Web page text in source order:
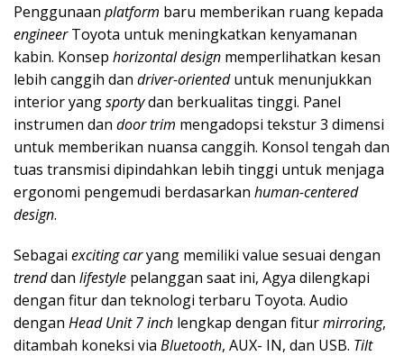
Penggunaan platform baru memberikan ruang kepada
engineerToyota untuk meningkatkan kenyamanan
kabin. Konsep horizontal design memperlihatkan kesan
lebih canggih dan driver-orienteduntuk menunjukkan
interior yangsportydan berkualitas tinggi. Panel
instrumen dan door trim mengadopsi tekstur 3 dimensi
untuk memberikan nuansa canggih. Konsol tengah dan
tuas transmisi dipindahkan lebih tinggi untuk menjaga
ergonomi pengemudi berdasarkan human-centered
design.
Sebagai exciting caryang memiliki value sesuai dengan
trenddan lifestyle pelanggan saat ini, Agya dilengkapi
dengan fitur dan teknologi terbaru Toyota. Audio
dengan Head Unit 7 inch lengkap dengan fiturmirroring,
ditambah koneksi via Bluetooth, AUX- IN, dan USB. Tilt